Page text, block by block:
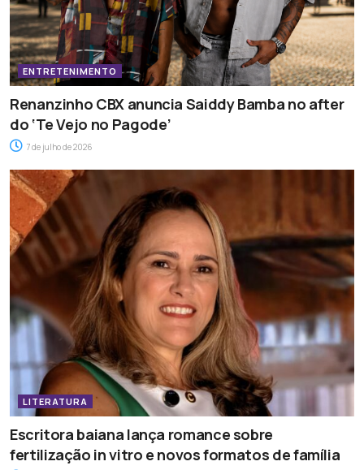
ENTRETENIMENTO
Renanzinho CBX anuncia Saiddy Bamba no after
do ‘Te Vejo no Pagode’
7 de julho de 2026
LITERATURA
Escritora baiana lança romance sobre
fertilização in vitro e novos formatos de família